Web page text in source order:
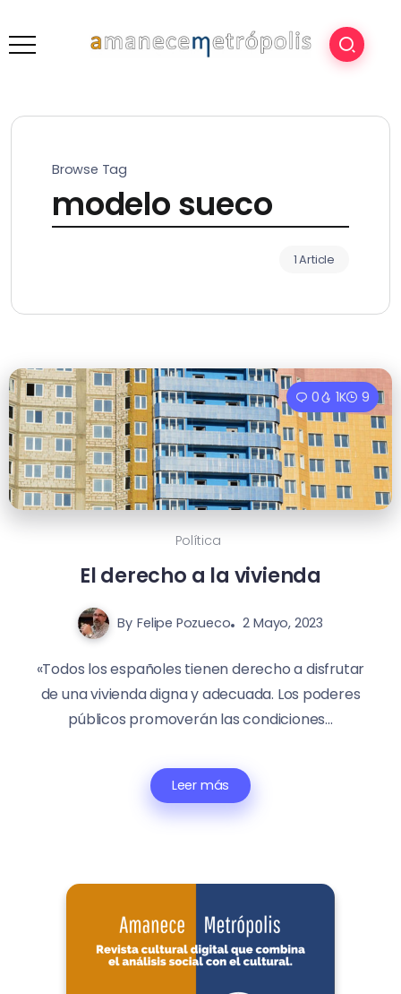
Browse Tag
modelo sueco
1 Article
0 1K 9
Política
El derecho a la vivienda
By Felipe Pozueco 2 Mayo, 2023
«Todos los españoles tienen derecho a disfrutar
de una vivienda digna y adecuada. Los poderes
públicos promoverán las condiciones...
Leer más